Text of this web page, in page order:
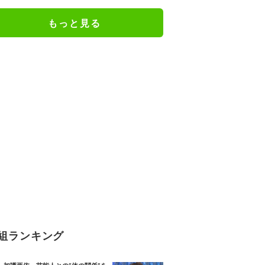
もっと見る
ランキング